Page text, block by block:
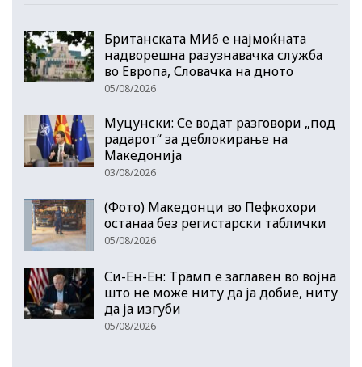
Британската МИ6 е најмоќната
надворешна разузнавачка служба
во Европа, Словачка на дното
05/08/2026
Муцунски: Се водат разговори „под
радарот“ за деблокирање на
Македонија
03/08/2026
(Фото) Македонци во Пефкохори
останаа без регистарски таблички
05/08/2026
Си-Ен-Ен: Трамп е заглавен во војна
што не може ниту да ја добие, ниту
да ја изгуби
05/08/2026